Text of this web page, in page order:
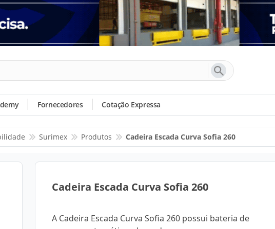
Fornecedores Cotação Expressa
Surimex Produtos Cadeira Escada Curva Sofia 260
Cadeira Escada Curva Sofia 260
A Cadeira Escada Curva Sofia 260 possui bateria de